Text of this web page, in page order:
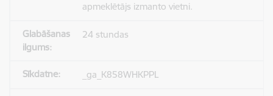
apmeklētājs izmanto vietni.
24 stundas
_ga_K858WHKPPL